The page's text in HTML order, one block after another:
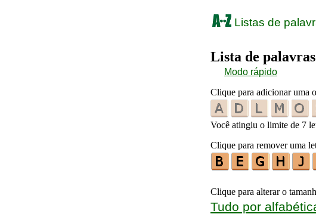
Listas de
Lista de
Modo rápido
Clique para adicionar uma
Você atingiu o limite de 7
Clique para remover uma
Clique para alterar o
Tudo por